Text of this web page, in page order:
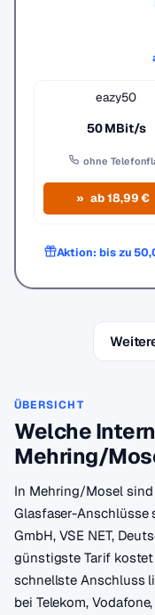
eazy50
50 MBit/s
ohne
ab 18,99 €
Aktion: bis zu
ÜBERSICHT
Welche
Mehring/
In Mehring/Mosel sind
Glasfaser-Anschlüsse
GmbH, VSE NET,
günstigste Tarif kostet
schnellste Anschluss
bei Telekom,